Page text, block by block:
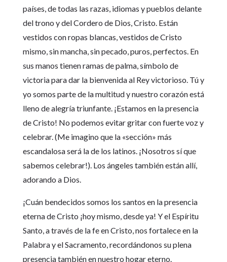
países, de todas las razas, idiomas y pueblos delante
del trono y del Cordero de Dios, Cristo. Están
vestidos con ropas blancas, vestidos de Cristo
mismo, sin mancha, sin pecado, puros, perfectos. En
sus manos tienen ramas de palma, símbolo de
victoria para dar la bienvenida al Rey victorioso. Tú y
yo somos parte de la multitud y nuestro corazón está
lleno de alegría triunfante. ¡Estamos en la presencia
de Cristo! No podemos evitar gritar con fuerte voz y
celebrar. (Me imagino que la «sección» más
escandalosa será la de los latinos. ¡Nosotros sí que
sabemos celebrar!). Los ángeles también están allí,
adorando a Dios.
¡Cuán bendecidos somos los santos en la presencia
eterna de Cristo ¡hoy mismo, desde ya! Y el Espíritu
Santo, a través de la fe en Cristo, nos fortalece en la
Palabra y el Sacramento, recordándonos su plena
presencia también en nuestro hogar eterno.